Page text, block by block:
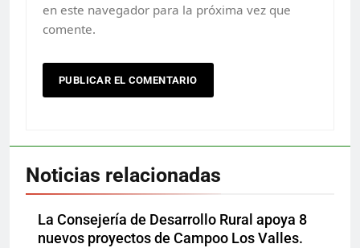
en este navegador para la próxima vez que
comente.
Noticias relacionadas
La Consejería de Desarrollo Rural apoya 8
nuevos proyectos de Campoo Los Valles.